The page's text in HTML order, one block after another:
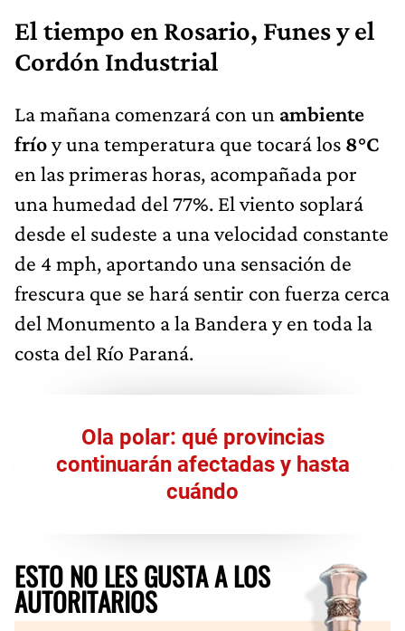
El tiempo en Rosario, Funes y el
Cordón Industrial
La mañana comenzará con un ambiente
fríoy una temperatura que tocará los 8°C
en las primeras horas, acompañada por
una humedad del 77%. El viento soplará
desde el sudeste a una velocidad constante
de 4 mph, aportando una sensación de
frescura que se hará sentir con fuerza cerca
del Monumento a la Bandera y en toda la
costa del Río Paraná.
Ola polar: qué provincias
continuarán afectadas y hasta
cuándo
ESTO NO LES GUSTA A LOS
AUTORITARIOS